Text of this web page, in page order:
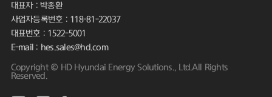
대표자 : 박종환
사업자등록번호 : 118-81-22037
대표번호 : 1522-5001
E-mail : hes.sales@hd.com
Copyright © HD Hyundai Energy Solutions., Ltd.All Rights
Reserved.